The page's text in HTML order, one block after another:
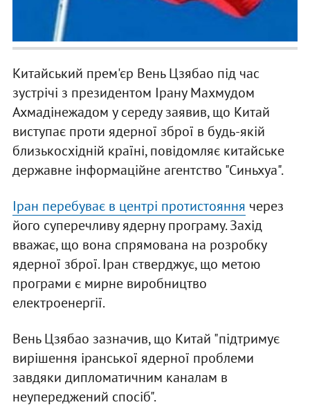
Китайський прем'єр Вень Цзябао під час
зустрічі з президентом Ірану Махмудом
Ахмадінежадом у середу заявив, що Китай
виступає проти ядерної зброї в будь-якій
близькосхідній країні, повідомляє китайське
державне інформаційне агентство "Синьхуа".
Іран перебуває в центрі протистояння через
його суперечливу ядерну програму. Захід
вважає, що вона спрямована на розробку
ядерної зброї. Іран стверджує, що метою
програми є мирне виробництво
електроенергії.
Вень Цзябао зазначив, що Китай "підтримує
вирішення іранської ядерної проблеми
завдяки дипломатичним каналам в
неупереджений спосіб".